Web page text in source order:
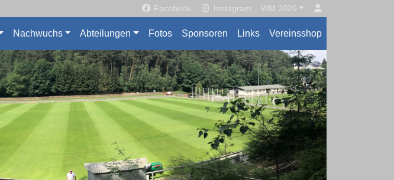
Facebook Instagram WM 2026
Nachwuchs Abteilungen Fotos Sponsoren Links Vereinsshop